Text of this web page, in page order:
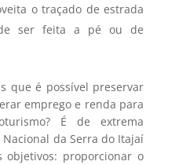
o traçado de estrada
ser feita a pé ou de
que é possível preservar
emprego e renda para
É de extrema
da Serra do Itajaí
objetivos: proporcionar o